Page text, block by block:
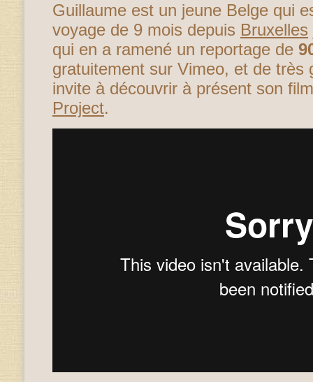
Guillaume est un jeune Belge qui
voyage de 9 mois depuis Bruxelles
qui en a ramené un reportage de
gratuitement sur Vimeo, et de très
invite à découvrir à présent son
Project.